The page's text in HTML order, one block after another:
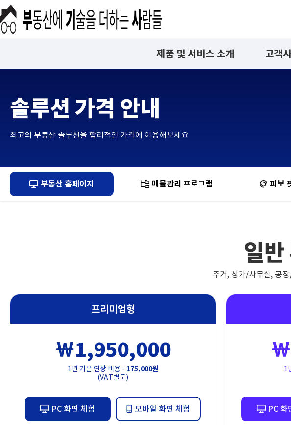
제품 및 서비스 소개 고객
솔루션 가격 안내
최고의 부동산 솔루션을 합리적인 가격에 이용해보세요
부동산 홈페이지 매물관리 프로그램 피보
일반
주거, 상가/사무실, 공
프리미엄형
￦1,950,000
1년 기본 연장 비용 - 175,000원
(VAT별도)
PC 화면 체험 모바일 화면 체험
1
PC 화